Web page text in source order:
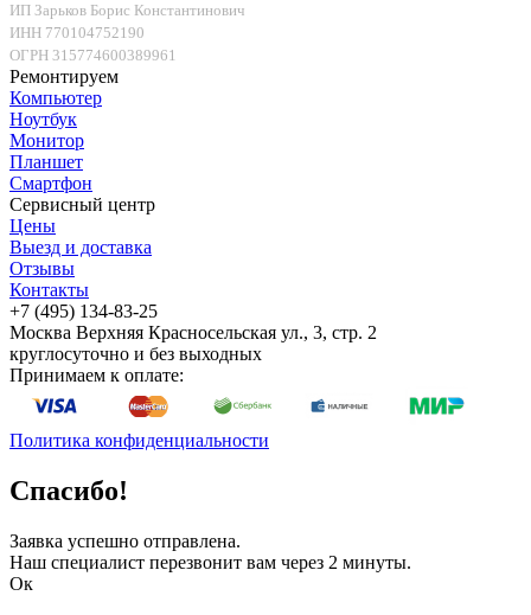
ИП Зарьков Борис Константинович
ИНН 770104752190
ОГРН 315774600389961
Ремонтируем
Компьютер
Ноутбук
Монитор
Планшет
Смартфон
Сервисный центр
Цены
Выезд и доставка
Отзывы
Контакты
+7 (495) 134-83-25
Москва Верхняя Красносельская ул., 3, стр. 2
круглосуточно и без выходных
Принимаем к оплате:
Политика конфиденциальности
Спасибо!
Заявка успешно отправлена.
Наш специалист перезвонит вам через 2 минуты.
Ок